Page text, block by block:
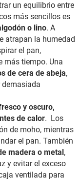
un equilibrio entre
más sencillos es
o lino. A
atrapan la humedad
el pan,
más tiempo. Una
de cera de abeja,
demasiada
y oscuro,
de calor. Los
de moho, mientras
el pan. También
madera o metal,
y evitar el exceso
ventilada para